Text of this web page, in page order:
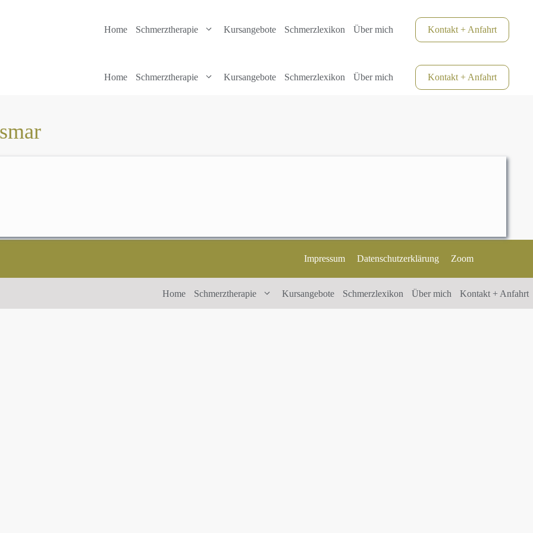
Home Schmerztherapie Kursangebote Schmerzlexikon Über mich Kontakt + Anfahrt
Home Schmerztherapie Kursangebote Schmerzlexikon Über mich Kontakt + Anfahrt
Impressum Datenschutzerklärung Zoom
Home Schmerztherapie Kursangebote Schmerzlexikon Über mich Kontakt + Anfahrt